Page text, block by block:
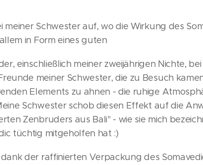
meiner Schwester auf, wo die Wirkung des
in Form eines guten
einschließlich meiner zweijährigen Nichte,
meiner Schwester, die zu Besuch
Elements zu ahnen - die ruhige
Schwester schob diesen Effekt auf die
Zenbruders aus Bali" - wie sie mich
tüchtig mitgeholfen hat :)
dank der raffinierten Verpackung des